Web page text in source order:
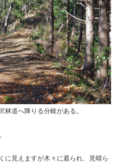
林道へ降りる分岐がある。
に見えますが木々に遮られ、見晴ら